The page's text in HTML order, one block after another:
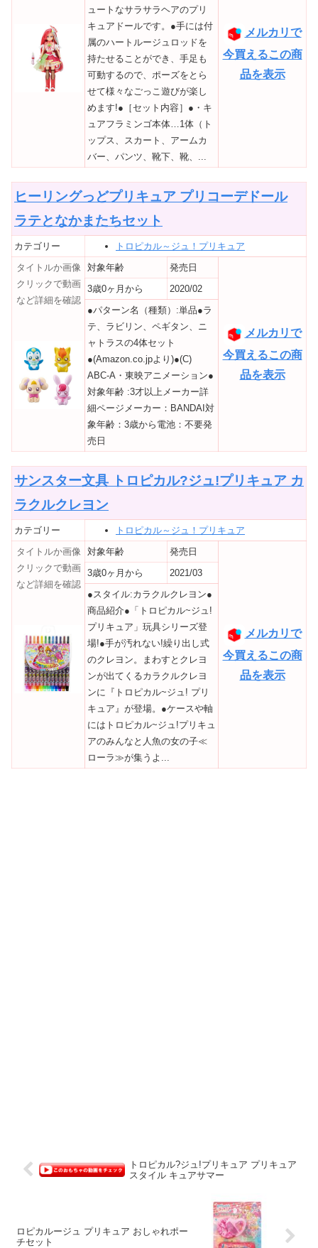
メルカリで
今買えるこの商
品を表示
ュートなサラサラヘアのプリ
キュアドールです。●手には付
属のハートルージュロッドを
持たせることができ、手足も
可動するので、ポーズをとら
せて様々なごっこ遊びが楽し
めます!●［セット内容］●・キ
ュアフラミンゴ本体…1体（ト
ップス、スカート、アームカ
バー、パンツ、靴下、靴、...
ヒーリングっどプリキュア プリコーデドール
ラテとなかまたちセット
カテゴリー
トロピカル～ジュ！プリキュア
タイトルか画像
クリックで動画
など詳細を確認
対象年齢 発売日
メルカリで
今買えるこの商
品を表示
3歳0ヶ月から
2020/02
●パターン名（種類）:単品●ラ
テ、ラビリン、ペギタン、ニ
ャトラスの4体セット
●(Amazon.co.jpより)●(C)
ABC-A・東映アニメーション●
対象年齢 :3才以上メーカー詳
細ページメーカー：BANDAI対
象年齢：3歳から電池：不要発
売日
サンスター文具 トロピカル?ジュ!プリキュア カ
ラクルクレヨン
カテゴリー
トロピカル～ジュ！プリキュア
タイトルか画像
クリックで動画
など詳細を確認
対象年齢 発売日
メルカリで
今買えるこの商
品を表示
3歳0ヶ月から
2021/03
●スタイル:カラクルクレヨン●
商品紹介●「トロピカル~ジュ!
プリキュア」玩具シリーズ登
場!●手が汚れない!繰り出し式
のクレヨン。まわすとクレヨ
ンが出てくるカラクルクレヨ
ンに『トロピカル~ジュ! プリ
キュア』が登場。●ケースや軸
にはトロピカル~ジュ!プリキュ
アのみんなと人魚の女の子≪
ローラ≫が集うよ...
トロピカル?ジュ!プリキュア プリキュア
スタイル キュアサマー
ロピカルージュ プリキュア おしゃれポー
チセット